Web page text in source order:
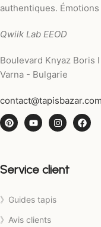
authentiques.
Qwiik Lab EEOD
Boulevard Knyaz Boris
Varna - Bulgarie
contact@tapisbazar.com
Service client
》Guides tapis
》Avis clients